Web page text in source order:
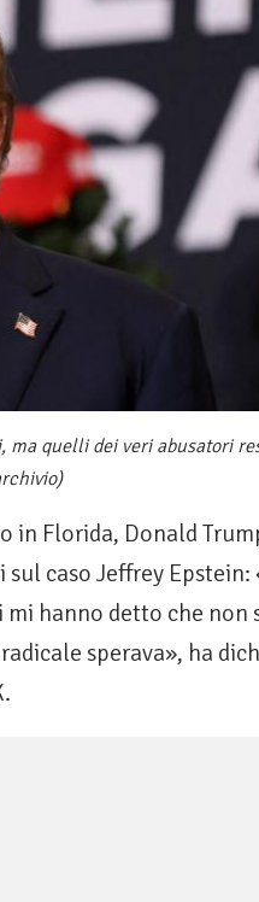
ma quelli dei veri abusatori
in Florida, Donald
caso Jeffrey Epstein:
hanno detto che non
sperava», ha